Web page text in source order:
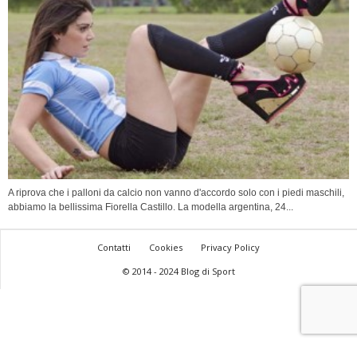
A riprova che i palloni da calcio non vanno d'accordo solo con i piedi maschili,
abbiamo la bellissima Fiorella Castillo. La modella argentina, 24...
Contatti Cookies
Privacy Policy
© 2014 - 2024 Blog di Sport